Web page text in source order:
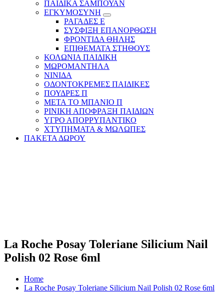
ΠΑΙΔΙΚΑ ΣΑΜΠΟΥΑΝ
ΕΓΚΥΜΟΣΥΝΗ
ΡΑΓΑΔΕΣ Ε
ΣΥΣΦΙΞΗ ΕΠΑΝΟΡΘΩΣΗ
ΦΡΟΝΤΙΔΑ ΘΗΛΗΣ
ΕΠΙΘΕΜΑΤΑ ΣΤΗΘΟΥΣ
ΚΟΛΩΝΙΑ ΠΑΙΔΙΚΗ
ΜΩΡΟΜΑΝΤΗΛΑ
ΝΙΝΙΔΑ
ΟΔΟΝΤΟΚΡΕΜΕΣ ΠΑΙΔΙΚΕΣ
ΠΟΥΔΡΕΣ Π
ΜΕΤΑ ΤΟ ΜΠΑΝΙΟ Π
ΡΙΝΙΚΗ ΑΠΟΦΡΑΞΗ ΠΑΙΔΙΩΝ
ΥΓΡΟ ΑΠΟΡΡΥΠΑΝΤΙΚΟ
ΧΤΥΠΗΜΑΤΑ & ΜΩΛΩΠΕΣ
ΠΑΚΕΤΑ ΔΩΡΟΥ
La Roche Posay Toleriane Silicium Nail
Polish 02 Rose 6ml
Home
La Roche Posay Toleriane Silicium Nail Polish 02 Rose 6ml